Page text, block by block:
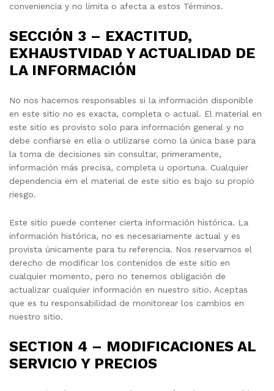
conveniencia y no limita o afecta a estos Términos.
SECCIÓN 3 – EXACTITUD,
EXHAUSTVIDAD Y ACTUALIDAD DE
LA INFORMACIÓN
No nos hacemos responsables si la información disponible
en este sitio no es exacta, completa o actual. El material en
este sitio es provisto solo para información general y no
debe confiarse en ella o utilizarse como la única base para
la toma de decisiones sin consultar, primeramente,
información más precisa, completa u oportuna. Cualquier
dependencia em el material de este sitio es bajo su propio
riesgo.
Este sitio puede contener cierta información histórica. La
información histórica, no es necesariamente actual y es
provista únicamente para tu referencia. Nos reservamos el
derecho de modificar los contenidos de este sitio en
cualquier momento, pero no tenemos obligación de
actualizar cualquier información en nuestro sitio. Aceptas
que es tu responsabilidad de monitorear los cambios en
nuestro sitio.
SECTION 4 – MODIFICACIONES AL
SERVICIO Y PRECIOS